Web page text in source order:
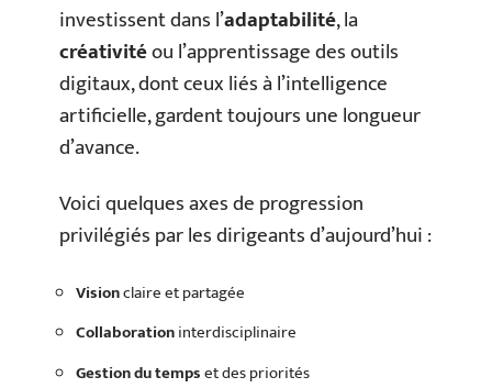
investissent dans l’adaptabilité, la
créativitéou l’apprentissage des outils
digitaux, dont ceux liés à l’intelligence
artificielle, gardent toujours une longueur
d’avance.
Voici quelques axes de progression
privilégiés par les dirigeants d’aujourd’hui :
Visionclaire et partagée
Collaborationinterdisciplinaire
Gestion du tempset des priorités